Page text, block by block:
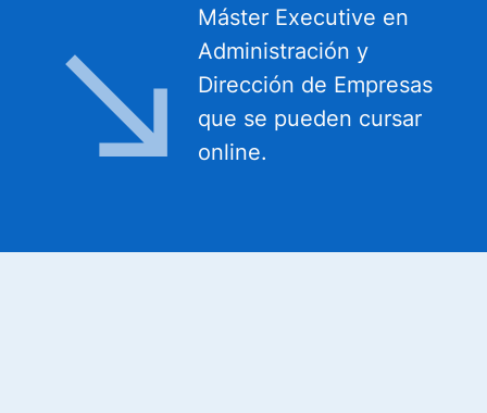
Máster Executive en
Administración y
Dirección de Empresas
que se pueden cursar
online.